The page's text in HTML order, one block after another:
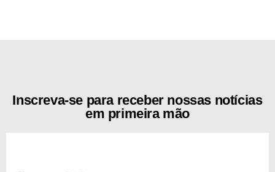
Inscreva-se para receber nossas notícias
em primeira mão